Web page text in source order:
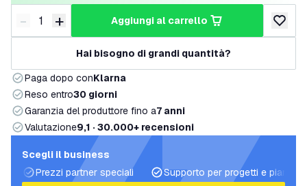
Riduci quantità
- Aumenta quantità
+ aggiungi al carrello
Hai bisogno di grandi quantità?
Paga dopo conKlarna
Reso entro30 giorni
Garanzia del produttore fino a7 anni
Valutazione9,1 · 30.000+ recensioni
Scegli il business
Prezzi partner speciali
Supporto per progetti e piani di